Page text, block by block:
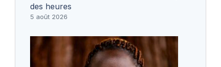
des heures
5 août 2026